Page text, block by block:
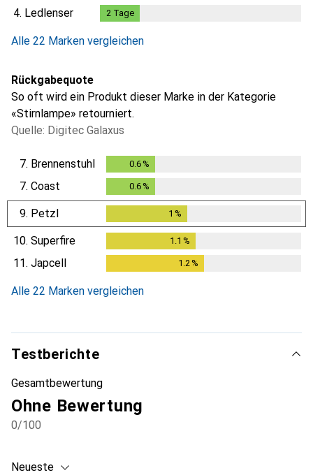
4. Ledlenser 2 Tage
Alle 22 Marken vergleichen
Rückgabequote
So oft wird ein Produkt dieser Marke in der Kategorie
«Stirnlampe» retourniert.
Quelle: Digitec Galaxus
7. Brennenstuhl 0.6%
7. Coast 0.6%
9. Petzl 1 %
10. Superfire 1.1 %
11. Japcell 1.2%
Alle 22 Marken vergleichen
Testberichte
Gesamtbewertung
Ohne Bewertung
0/100
Neueste